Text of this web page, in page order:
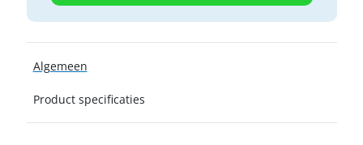
Algemeen
Product specificaties